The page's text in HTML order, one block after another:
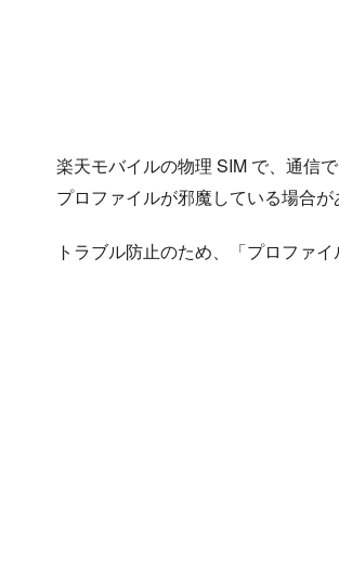
楽天モバイルの物理 SIM で、通信
プロファイルが邪魔している場合が
トラブル防止のため、「プロファ